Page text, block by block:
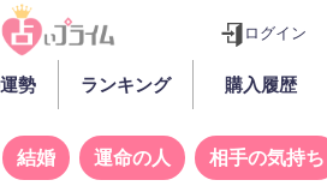
ログイン
勢 ランキング 購入履歴
結婚 運命の人 相手の気持ち